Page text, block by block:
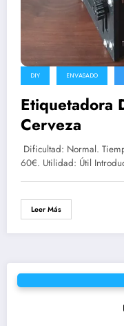
DIY ENVASADO
Etiquetadora
Cerveza
Dificultad: Normal.
60€. Utilidad: Útil
Leer Más